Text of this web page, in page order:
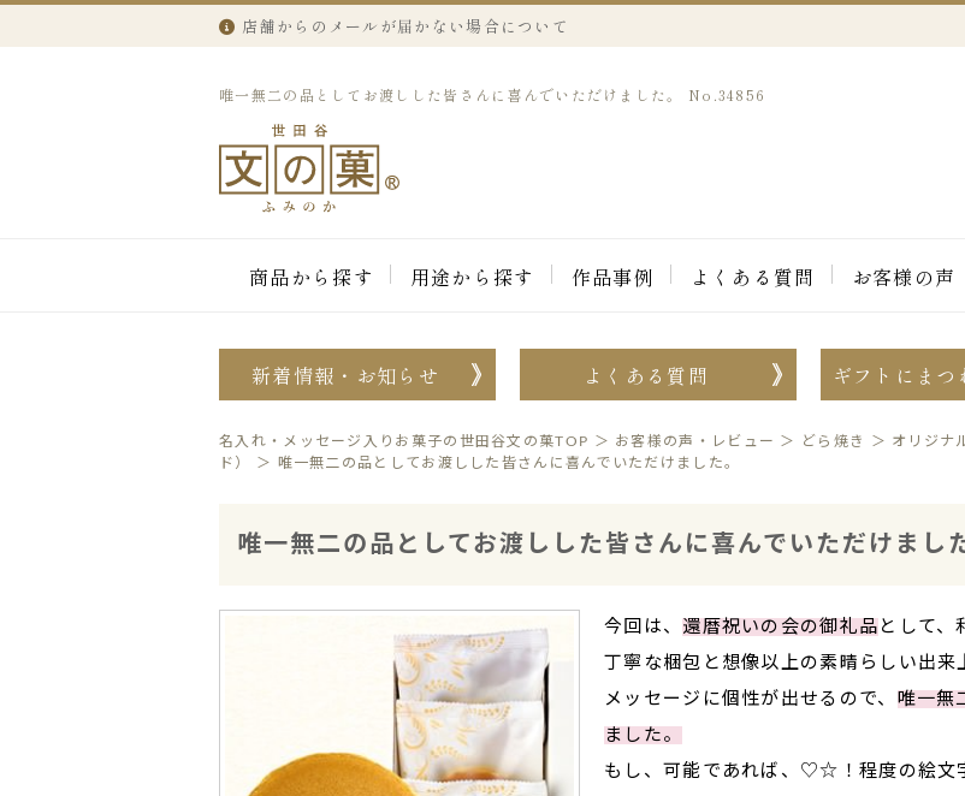
店舗からのメールが届かない場合について
唯一無二の品としてお渡しした皆さんに喜んでいただけました。 No.34856
商品から探す 用途から探す 作品事例 よくある質問 お客様の声
新着情報・お知らせ よくある質問 ギフトにまつ
名入れ・メッセージ入りお菓子の世田谷文の菓TOP ＞ お客様の声・レビュー ＞ どら焼き ＞ オリジナ
ド）
＞ 唯一無二の品としてお渡しした皆さんに喜んでいただけました。
唯一無二の品としてお渡しした皆さんに喜んでいただけまし
今回は、 還暦祝いの会の御礼品 として、
丁寧な梱包と想像以上の素晴らしい出来
メッセージに個性が出せるので、 唯一無
ました。
もし、可能であれば、♡☆！程度の絵文